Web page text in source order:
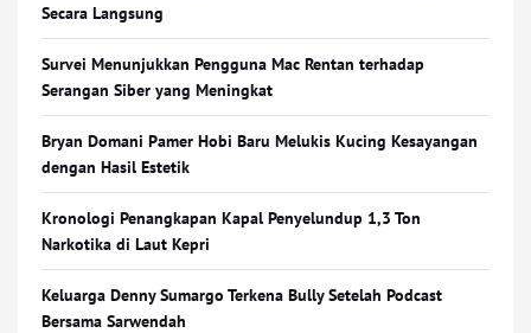
Secara Langsung
Survei Menunjukkan Pengguna Mac Rentan terhadap
Serangan Siber yang Meningkat
Bryan Domani Pamer Hobi Baru Melukis Kucing Kesayangan
dengan Hasil Estetik
Kronologi Penangkapan Kapal Penyelundup 1,3 Ton
Narkotika di Laut Kepri
Keluarga Denny Sumargo Terkena Bully Setelah Podcast
Bersama Sarwendah